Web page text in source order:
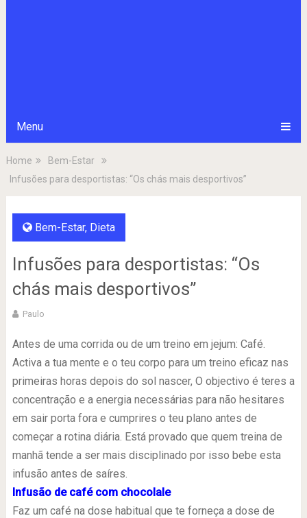
Menu
Home
Bem-Estar
Infusões para desportistas: “Os chás mais desportivos”
Bem-Estar, Dieta
Infusões para desportistas: “Os
chás mais desportivos”
Paulo
Antes de uma corrida ou de um treino em jejum: Café.
Activa a tua mente e o teu corpo para um treino eficaz nas
primeiras horas depois do sol nascer, O objectivo é teres a
concentração e a energia necessárias para não hesitares
em sair porta fora e cumprires o teu plano antes de
começar a rotina diária. Está provado que quem treina de
manhã tende a ser mais disciplinado por isso bebe esta
infusão antes de saíres.
Infusão de café com chocolale
Faz um café na dose habitual que te forneça a dose de